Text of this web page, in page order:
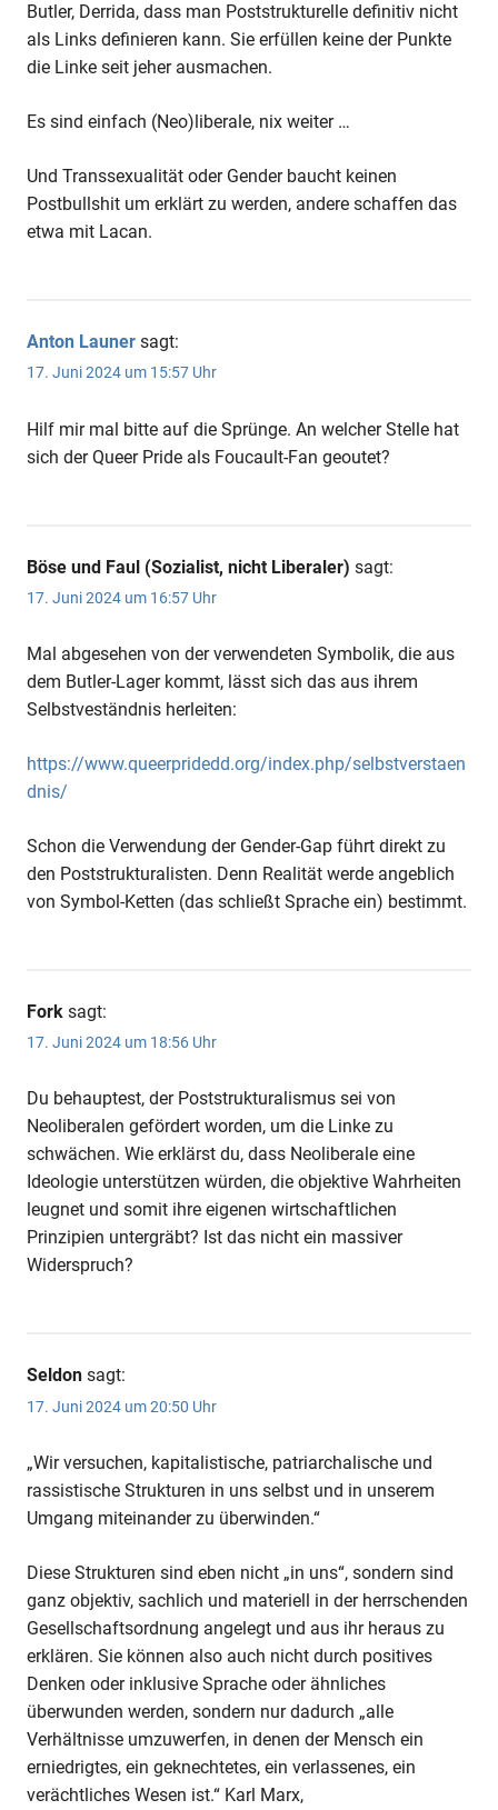
Butler, Derrida, dass man Poststrukturelle definitiv nicht
als Links definieren kann. Sie erfüllen keine der Punkte
die Linke seit jeher ausmachen.
Es sind einfach (Neo)liberale, nix weiter …
Und Transsexualität oder Gender baucht keinen
Postbullshit um erklärt zu werden, andere schaffen das
etwa mit Lacan.
Anton Launer sagt:
17. Juni 2024 um 15:57 Uhr
Hilf mir mal bitte auf die Sprünge. An welcher Stelle hat
sich der Queer Pride als Foucault-Fan geoutet?
Böse und Faul (Sozialist, nicht Liberaler) sagt:
17. Juni 2024 um 16:57 Uhr
Mal abgesehen von der verwendeten Symbolik, die aus
dem Butler-Lager kommt, lässt sich das aus ihrem
Selbstveständnis herleiten:
https://www.queerpridedd.org/index.php/selbstverstaen
dnis/
Schon die Verwendung der Gender-Gap führt direkt zu
den Poststrukturalisten. Denn Realität werde angeblich
von Symbol-Ketten (das schließt Sprache ein) bestimmt.
Fork sagt:
17. Juni 2024 um 18:56 Uhr
Du behauptest, der Poststrukturalismus sei von
Neoliberalen gefördert worden, um die Linke zu
schwächen. Wie erklärst du, dass Neoliberale eine
Ideologie unterstützen würden, die objektive Wahrheiten
leugnet und somit ihre eigenen wirtschaftlichen
Prinzipien untergräbt? Ist das nicht ein massiver
Widerspruch?
Seldon sagt:
17. Juni 2024 um 20:50 Uhr
„Wir versuchen, kapitalistische, patriarchalische und
rassistische Strukturen in uns selbst und in unserem
Umgang miteinander zu überwinden.“
Diese Strukturen sind eben nicht „in uns“, sondern sind
ganz objektiv, sachlich und materiell in der herrschenden
Gesellschaftsordnung angelegt und aus ihr heraus zu
erklären. Sie können also auch nicht durch positives
Denken oder inklusive Sprache oder ähnliches
überwunden werden, sondern nur dadurch „alle
Verhältnisse umzuwerfen, in denen der Mensch ein
erniedrigtes, ein geknechtetes, ein verlassenes, ein
verächtliches Wesen ist.“ Karl Marx,